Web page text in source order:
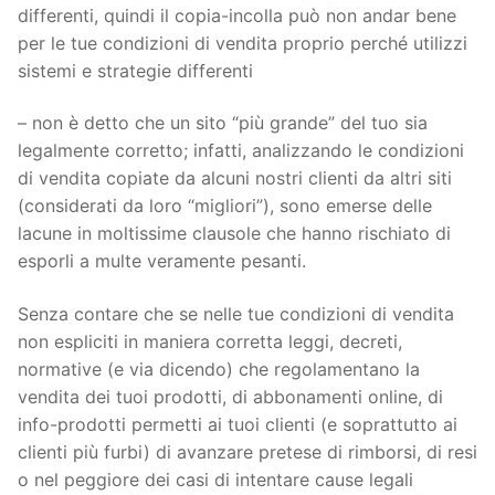
differenti, quindi il copia-incolla può non andar bene
per le tue condizioni di vendita proprio perché utilizzi
sistemi e strategie differenti
– non è detto che un sito “più grande” del tuo sia
legalmente corretto; infatti, analizzando le condizioni
di vendita copiate da alcuni nostri clienti da altri siti
(considerati da loro “migliori”), sono emerse delle
lacune in moltissime clausole che hanno rischiato di
esporli a multe veramente pesanti.
Senza contare che se nelle tue condizioni di vendita
non espliciti in maniera corretta leggi, decreti,
normative (e via dicendo) che regolamentano la
vendita dei tuoi prodotti, di abbonamenti online, di
info-prodotti permetti ai tuoi clienti (e soprattutto ai
clienti più furbi) di avanzare pretese di rimborsi, di resi
o nel peggiore dei casi di intentare cause legali